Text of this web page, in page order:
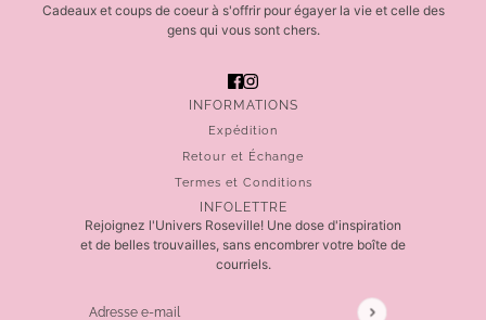
Cadeaux et coups de coeur à s'offrir pour égayer la vie et celle des
gens qui vous sont chers.
INFORMATIONS
Expédition
Retour et Échange
Termes et Conditions
INFOLETTRE
Rejoignez l'Univers Roseville! Une dose d'inspiration
et de belles trouvailles, sans encombrer votre boîte de
courriels.